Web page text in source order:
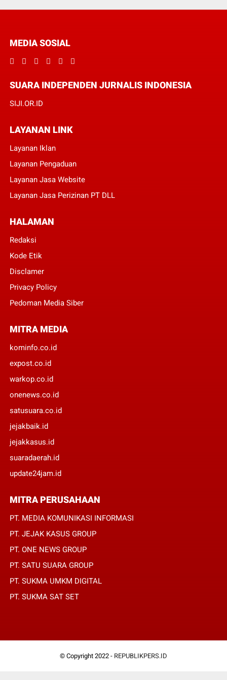
MEDIA SOSIAL
SUARA INDEPENDEN JURNALIS INDONESIA
SIJI.OR.ID
LAYANAN LINK
Layanan Iklan
Layanan Pengaduan
Layanan Jasa Website
Layanan Jasa Perizinan PT DLL
HALAMAN
Redaksi
Kode Etik
Disclamer
Privacy Policy
Pedoman Media Siber
MITRA MEDIA
kominfo.co.id
expost.co.id
warkop.co.id
onenews.co.id
satusuara.co.id
jejakbaik.id
jejakkasus.id
suaradaerah.id
update24jam.id
MITRA PERUSAHAAN
PT. MEDIA KOMUNIKASI INFORMASI
PT. JEJAK KASUS GROUP
PT. ONE NEWS GROUP
PT. SATU SUARA GROUP
PT. SUKMA UMKM DIGITAL
PT. SUKMA SAT SET
© Copyright 2022 - REPUBLIKPERS.ID